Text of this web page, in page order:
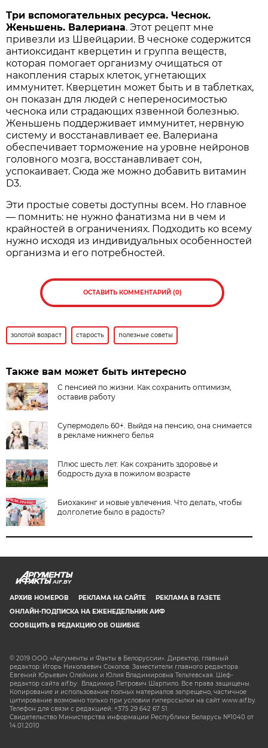
Три вспомогательных ресурса. Чеснок.
Женьшень. Валериана. Этот рецепт мне
привезли из Швейцарии. В чесноке содержится
антиоксидант кверцетин и группа веществ,
которая помогает организму очищаться от
накопления старых клеток, угнетающих
иммунитет. Кверцетин может быть и в таблетках,
он показан для людей с непереносимостью
чеснока или страдающих язвенной болезнью.
Женьшень поддерживает иммунитет, нервную
систему и восстанавливает ее. Валериана
обеспечивает торможение на уровне нейронов
головного мозга, восстанавливает сон,
успокаивает. Сюда же можно добавить витамин
D3.
Эти простые советы доступны всем. Но главное
— помнить: не нужно фанатизма ни в чем и
крайностей в ограничениях. Подходить ко всему
нужно исходя из индивидуальных особенностей
организма и его потребностей.
ОСТАВИТЬ КОММЕНТАРИЙ (0)
золотой возраст старость полезные советы
Также вам может быть интересно
С пенсией по жизни. Как сохранить оптимизм,
оставив работу
Супермодель 60+. Выйдя на пенсию, она снимается
в рекламе нижнего белья
Плюс шесть лет. Как сохранить здоровье и
бодрость духа в пожилом возрасте
Биохакинг и новые увлечения. Что делать, чтобы
долголетие было в радость?
AIF.BY
АРХИВ НОМЕРОВ РЕКЛАМА НА САЙТЕ
РЕКЛАМА В ГАЗЕТЕ
ОНЛАЙН-ПОДПИСКА НА ЕЖЕНЕДЕЛЬНИК АИФ
СООБЩИТЬ В РЕДАКЦИЮ ОБ ОШИБКЕ
© 2019 ООО «Аргументы и Факты в Белоруссии». Директор, главный
редактор: Игорь Николаевич Соколов. Заместители главного редактора:
Евгений Юрьевич Олейник и Юлия Владимировна Тельтевская. Шеф-
редактор сайта aif.by: Владимир Петрович Шарпило. Все права защищены.
Копирование и использование полных материалов запрещено, частичное
цитирование возможно только при условии гиперссылки на сайт www.aif.by.
Телефон для связи с редакцией: +375 29 642 67 51.
Свидетельство Министерства информации Республики Беларусь №1040 от
14.01.2010